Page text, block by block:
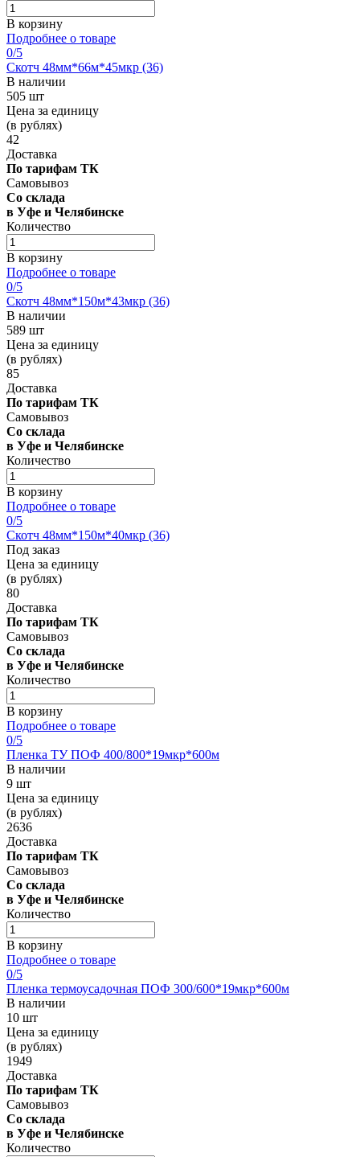
В корзину
Подробнее о товаре
0/5
Скотч 48мм*66м*45мкр (36)
В наличии
505 шт
Цена за единицу
(в рублях)
42
Доставка
По тарифам ТК
Самовывоз
Со склада
в Уфе и Челябинске
Количество
В корзину
Подробнее о товаре
0/5
Скотч 48мм*150м*43мкр (36)
В наличии
589 шт
Цена за единицу
(в рублях)
85
Доставка
По тарифам ТК
Самовывоз
Со склада
в Уфе и Челябинске
Количество
В корзину
Подробнее о товаре
0/5
Скотч 48мм*150м*40мкр (36)
Под заказ
Цена за единицу
(в рублях)
80
Доставка
По тарифам ТК
Самовывоз
Со склада
в Уфе и Челябинске
Количество
В корзину
Подробнее о товаре
0/5
Пленка ТУ ПОФ 400/800*19мкр*600м
В наличии
9 шт
Цена за единицу
(в рублях)
2636
Доставка
По тарифам ТК
Самовывоз
Со склада
в Уфе и Челябинске
Количество
В корзину
Подробнее о товаре
0/5
Пленка термоусадочная ПОФ 300/600*19мкр*600м
В наличии
10 шт
Цена за единицу
(в рублях)
1949
Доставка
По тарифам ТК
Самовывоз
Со склада
в Уфе и Челябинске
Количество